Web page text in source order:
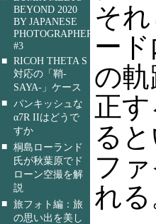
BEYOND 2020
BY JAPANESE
PHOTOGRAPHERS
#3
■ RICOH THETA S
対応の「鞘-
SAYA-」ケース
■ パンキッシュな
α7R IIはどうで
すか
■ 桐島ローランド
氏が秋葉原でド
ローン空撮を解
説
■ 旅フォト編：旅
の思い出を美し
そ
ー
の
正
る
フ
れる